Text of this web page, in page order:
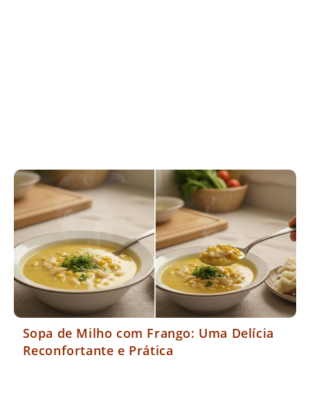
Sopa de Milho com Frango: Uma Delícia
Reconfortante e Prática